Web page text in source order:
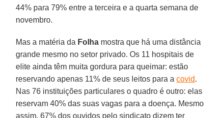
44% para 79% entre a terceira e a quarta semana de
novembro.
Mas a matéria da Folha mostra que há uma distância
grande mesmo no setor privado. Os 11 hospitais de
elite ainda têm muita gordura para queimar: estão
reservando apenas 11% de seus leitos para acovid.
Nas 76 instituições particulares o quadro é outro: elas
reservam 40% das suas vagas para a doença. Mesmo
assim, 67% dos ouvidos pelo sindicato dizem ter